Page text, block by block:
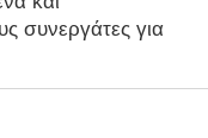
συνεργάτες για